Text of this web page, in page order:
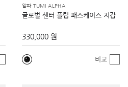
알파 TUMI ALPHA
글로벌 센터 플립 패스케이스 지갑
330,000 원
비교